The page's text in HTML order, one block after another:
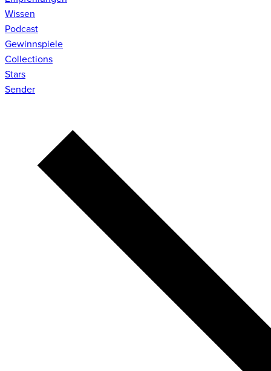
Wissen
Podcast
Gewinnspiele
Collections
Stars
Sender